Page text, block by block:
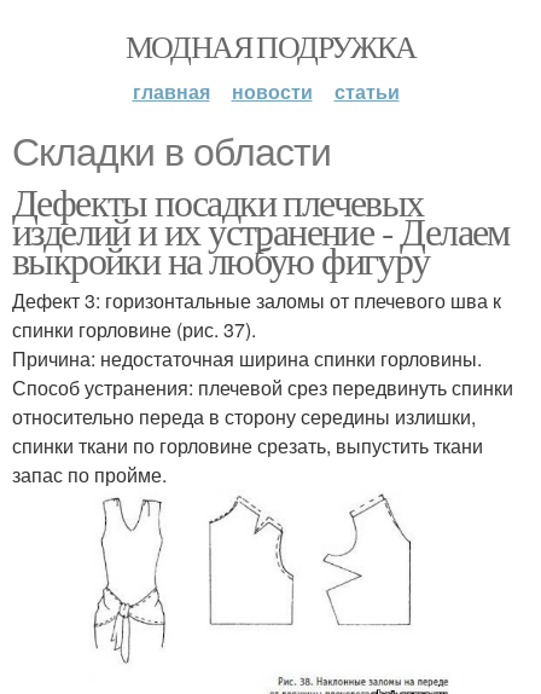
МОДНАЯ ПОДРУЖКА
главная новости статьи
Складки в области
Дефекты посадки плечевых
изделий и их устранение - Делаем
выкройки на любую фигуру
Дефект 3: горизонтальные заломы от плечевого шва к
спинки горловине (рис. 37).
Причина: недостаточная ширина спинки горловины.
Способ устранения: плечевой срез передвинуть спинки
относительно переда в сторону середины излишки,
спинки ткани по горловине срезать, выпустить ткани
запас по пройме.